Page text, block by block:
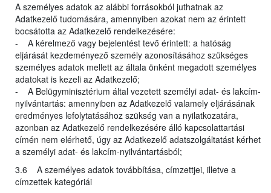
A személyes adatok az alábbi forrásokból juthatnak az
Adatkezelő tudomására, amennyiben azokat nem az érintett
bocsátotta az Adatkezelő rendelkezésére:
- A kérelmező vagy bejelentést tevő érintett: a hatóság
eljárását kezdeményező személy azonosításához szükséges
személyes adatok mellett az általa önként megadott személyes
adatokat is kezeli az Adatkezelő;
- A Belügyminisztérium által vezetett személyi adat- és lakcím-
nyilvántartás: amennyiben az Adatkezelő valamely eljárásának
eredményes lefolytatásához szükség van a nyilatkozatára,
azonban az Adatkezelő rendelkezésére álló kapcsolattartási
címén nem elérhető, úgy az Adatkezelő adatszolgáltatást kérhet
a személyi adat- és lakcím-nyilvántartásból;
3.6 A személyes adatok továbbítása, címzettjei, illetve a
címzettek kategóriái